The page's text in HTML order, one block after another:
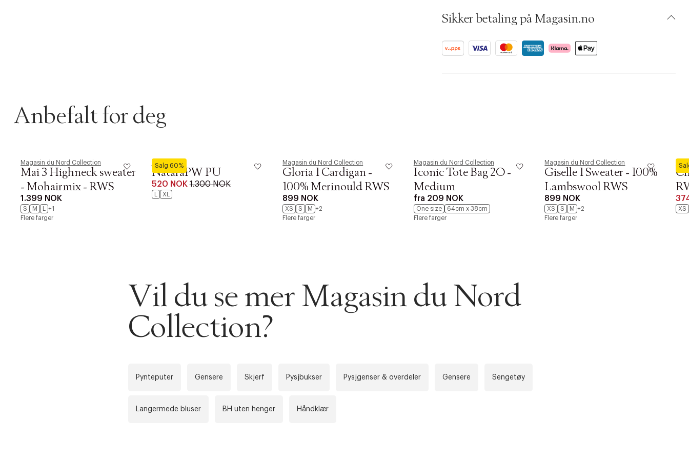
SKU: S14312698
Sikker betaling på Magasin.no
Anbefalt for deg
Magasin du Nord Collection
Mai 3 Highneck sweater
- Mohairmix - RWS
1.399 NOK
S M
+1
Flere farger
Salg 60%
Part Two
NataraPW PU
520 NOK 1.300 NOK
XL
Magasin du Nord Collection
Gloria 1 Cardigan -
100% Merinould RWS
899 NOK
XS S M +2
Flere farger
Magasin du Nord Collection
Iconic Tote Bag 2O -
Medium
fra 209 NOK
One size
64cm x 38cm
Flere farger
Magasin du Nord Collection
Giselle 1 Sweater - 100%
Lambswool RWS
899 NOK
XS S M
+2
Flere farger
XS
Vil du se mer Magasin du Nord
Collection?
Pynteputer Gensere Skjerf Pysjbukser Pysjgenser & overdeler Gensere Sengetøy
Langermede bluser BH uten henger Håndklær
Gratis frakt over 699 NOK for Goodie-medlemmer
Levering innen 2-5 virkedager.
Få 10% på ditt første kjøp som medlem
LA OSS VISE VIDEOEN
Øv vi kan desværre ikke vise dig denne video. Tillad statistiske cookies for at kunne se
DESSVERRE KAN IKKE PRODUKTET BLI FUNNET